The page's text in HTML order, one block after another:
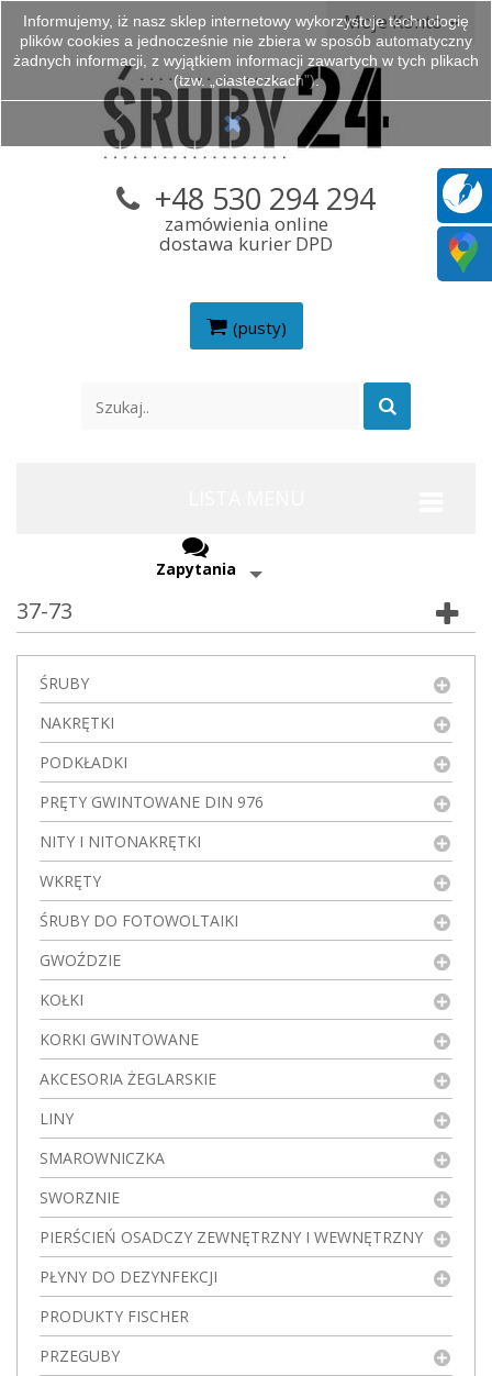
Moje Konto
(pusty)
+48 530 294 294
zamówienia online
dostawa kurier DPD
Zapytania
37-73
ŚRUBY
NAKRĘTKI
PODKŁADKI
PRĘTY GWINTOWANE DIN 976
NITY I NITONAKRĘTKI
WKRĘTY
ŚRUBY DO FOTOWOLTAIKI
GWOŹDZIE
KOŁKI
KORKI GWINTOWANE
AKCESORIA ŻEGLARSKIE
LINY
SMAROWNICZKA
SWORZNIE
PIERŚCIEŃ OSADCZY ZEWNĘTRZNY I WEWNĘTRZNY
PŁYNY DO DEZYNFEKCJI
PRODUKTY FISCHER
PRZEGUBY
Informujemy, iż nasz sklep internetowy wykorzystuje technologię
plików cookies a jednocześnie nie zbiera w sposób automatyczny
żadnych informacji, z wyjątkiem informacji zawartych w tych plikach
(tzw. „ciasteczkach”).